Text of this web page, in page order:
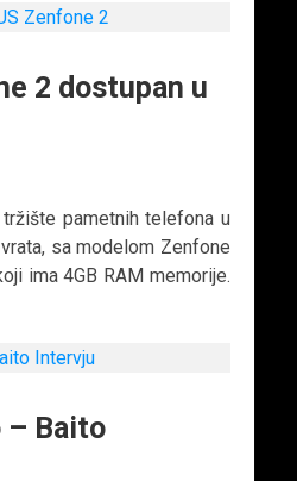
2 dostupan u
tržište pametnih telefona u
sa modelom Zenfone
ima 4GB RAM memorije.
– Baito